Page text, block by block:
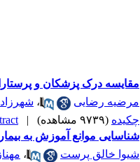
مقایسه درک پزشکان و
مرضیه رضایی
، شهرزاد
چکیده (۹۷۳۹ مشاهده) |
|
شناسایی موانع آموزش به
شیوا خالق پرست
،